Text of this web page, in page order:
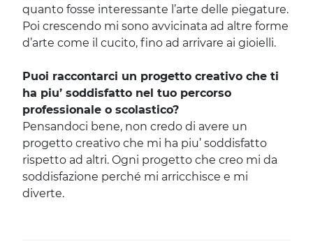
quanto fosse interessante l’arte delle piegature.
Poi crescendo mi sono avvicinata ad altre forme
d’arte come il cucito, fino ad arrivare ai gioielli.
Puoi raccontarci un progetto creativo che ti
ha piu’ soddisfatto nel tuo percorso
professionale o scolastico?
Pensandoci bene, non credo di avere un
progetto creativo che mi ha piu’ soddisfatto
rispetto ad altri. Ogni progetto che creo mi da
soddisfazione perché mi arricchisce e mi
diverte.